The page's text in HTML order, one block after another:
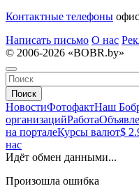
Контактные телефоны
Написать письмо О нас
© 2006-2026 «BOBR.by»
Поиск
НовостиФотофактНаш
организацийРабота
на порталеКурсы валют$
нас
Идёт обмен данными...
Произошла ошибка